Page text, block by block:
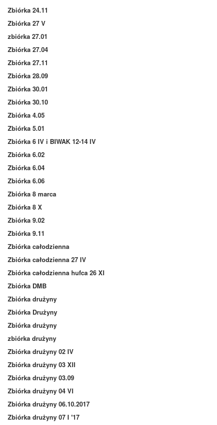
Zbiórka 24.11
Zbiórka 27 V
zbiórka 27.01
Zbiórka 27.04
Zbiórka 27.11
Zbiórka 28.09
Zbiórka 30.01
Zbiórka 30.10
Zbiórka 4.05
Zbiórka 5.01
Zbiórka 6 IV i BIWAK 12-14 IV
Zbiórka 6.02
Zbiórka 6.04
Zbiórka 6.06
Zbiórka 8 marca
Zbiórka 8 X
Zbiórka 9.02
Zbiórka 9.11
Zbiórka całodzienna
Zbiórka całodzienna 27 IV
Zbiórka całodzienna hufca 26 XI
Zbiórka DMB
Zbiórka drużyny
Zbiórka Drużyny
Zbiórka drużyny
zbiórka drużyny
Zbiórka drużyny 02 IV
Zbiórka drużyny 03 XII
Zbiórka drużyny 03.09
Zbiórka drużyny 04 VI
Zbiórka drużyny 06.10.2017
Zbiórka drużyny 07 I '17